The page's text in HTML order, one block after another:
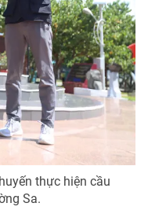
thực hiện cầu
Sa.